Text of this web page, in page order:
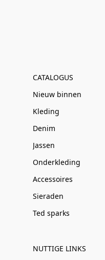
CATALOGUS
Nieuw binnen
Kleding
Denim
Jassen
Onderkleding
Accessoires
Sieraden
Ted sparks
NUTTIGE LINKS